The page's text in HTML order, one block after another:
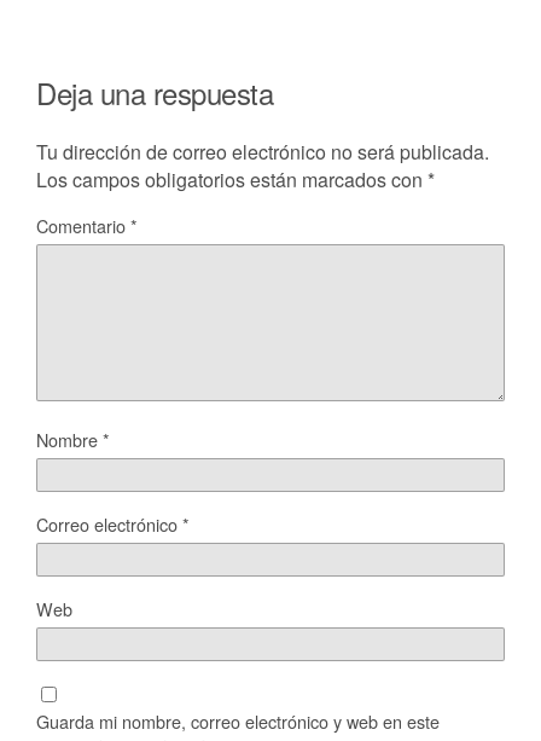
Deja una respuesta
Tu dirección de correo electrónico no será publicada.
Los campos obligatorios están marcados con *
Comentario*
Nombre*
Correo electrónico*
Web
Guarda mi nombre, correo electrónico y web en este